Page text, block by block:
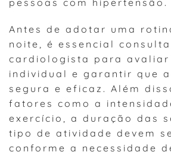
Antes de adotar uma
noite, é essencial
cardiologista para avaliar
individual e garantir que
segura e eficaz. Além
fatores como a
exercício, a duração das
tipo de atividade devem
conforme a necessidade